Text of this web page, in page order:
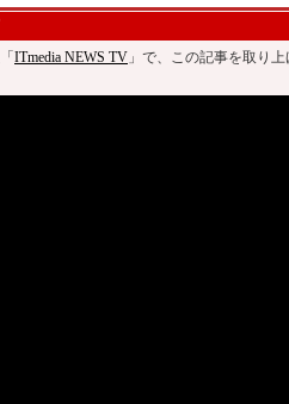
ITmedia NEWS TV 」で、この記事を取り